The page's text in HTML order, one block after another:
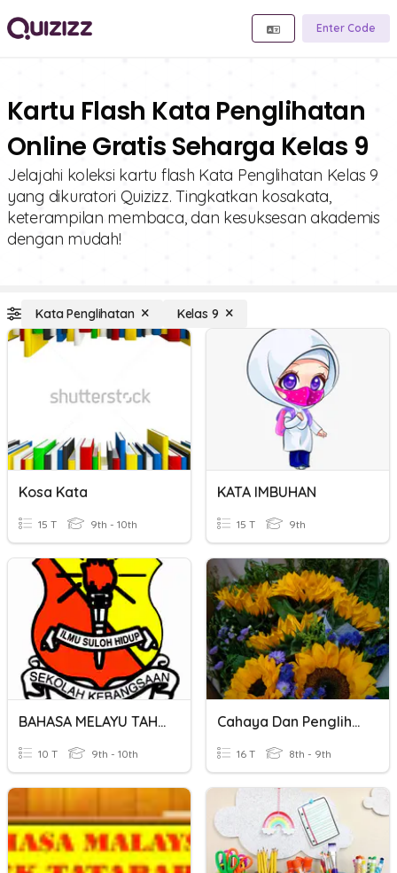
Enter Code
Kartu Flash Kata Penglihatan
Online Gratis Seharga Kelas 9
Jelajahi koleksi kartu flash Kata Penglihatan Kelas 9
yang dikuratori Quizizz. Tingkatkan kosakata,
keterampilan membaca, dan kesuksesan akademis
dengan mudah!
Kata Penglihatan Kelas 9
Kosa Kata
15 T 9th - 10th
KATA IMBUHAN
15 T 9th
BAHASA MELAYU TAHUN 3 - KATA HUBUNG
10 T 9th - 10th
Cahaya Dan Penglihatan
16 T 8th - 9th